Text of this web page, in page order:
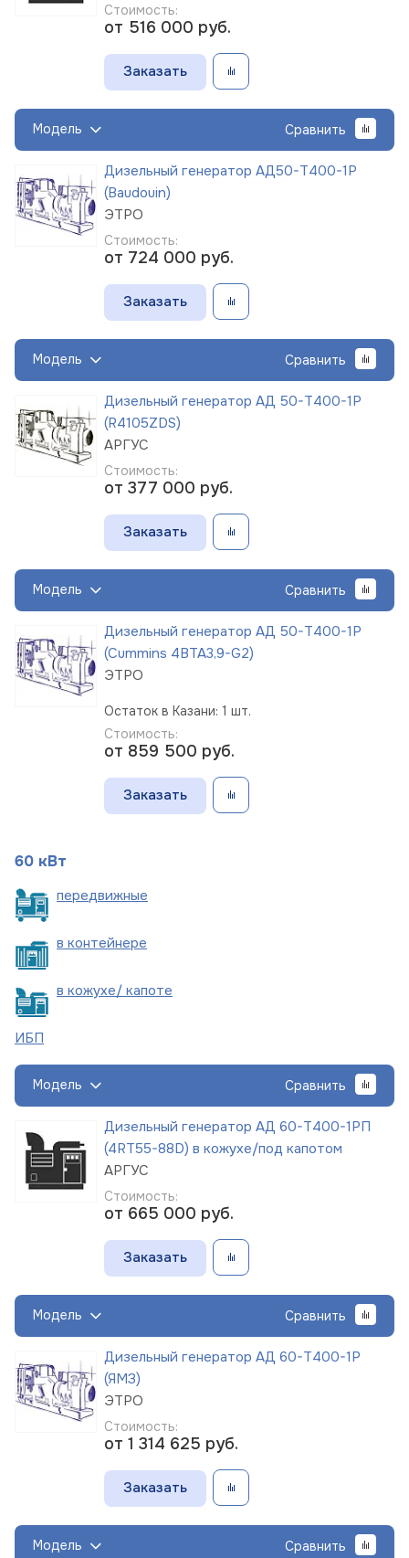
Стоимость:
от 516 000 руб.
Заказать
Модель Сравнить
Дизельный генератор АД50-Т400-1Р
(Baudouin)
ЭТРО
Стоимость:
от 724 000 руб.
Заказать
Модель Сравнить
Дизельный генератор АД 50-Т400-1Р
(R4105ZDS)
АРГУС
Стоимость:
от 377 000 руб.
Заказать
Модель Сравнить
Дизельный генератор АД 50-Т400-1Р
(Cummins 4BTA3,9-G2)
ЭТРО
Остаток в Казани: 1 шт.
Стоимость:
от 859 500 руб.
Заказать
60 кВт
передвижные
в контейнере
в кожухе/ капоте
ИБП
Модель Сравнить
Дизельный генератор АД 60-Т400-1РП
(4RT55-88D) в кожухе/под капотом
АРГУС
Стоимость:
от 665 000 руб.
Заказать
Модель Сравнить
Дизельный генератор АД 60-Т400-1Р
(ЯМЗ)
ЭТРО
Стоимость:
от 1 314 625 руб.
Заказать
Модель Сравнить